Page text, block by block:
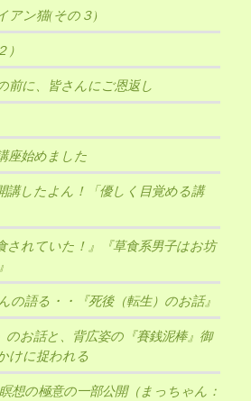
アン猫(その３)
前に、皆さんにご恩返し
座始めました
講したよん！「優しく目覚める講
されていた！』『草食系男子はお坊
の語る・・『死後（転生）のお話』
のお話と、背広姿の『賽銭泥棒』御
けに捉われる
想の極意の一部公開（まっちゃん：